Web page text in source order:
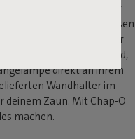
neben deinem Bett oder
Dank des kabellosen
Kabeln an der Wand oder
der dunklen Ecken sind,
direkt an ihrem
Wandhalter im
deinem Zaun. Mit Chap-O
machen.